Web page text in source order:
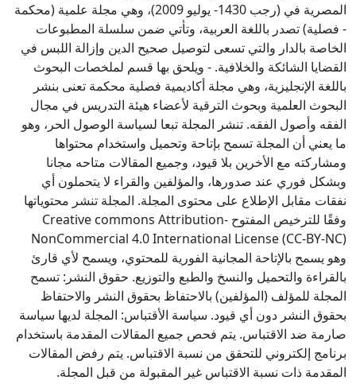
المصرية في (رجب 1430- يوليو 2009)، وهي مجلة علمية (محکمة
- فصلية) تصدر باللغة العربية، وتأتي ضمن سلسلة المطبوعات
الخاصة بالدار والتي تسعى لتوصيل صحيح الدين وإزالة اللبس في
القضايا الشائکة والخلافية. - ويلحق بها قسم لملخصات البحوث
باللغة الإنجليزية، وهي مجلة أکاديمية فصلية محکمة تعنى بنشر
البحوث العلمية وبحوث الترقية لأعضاء هيئة التدريس في مجال
الفقه وأصول الفقه. تنشر المجلة تبعا لسياسة الوصول الحر، وهو
ما يعني أن المجلة تسمح بإتاحة وتحميل واستخدام محتواها
ومشارکته مع الأخرين بلا قيود، وجميع المقالات متاحه مجانا
وبشکل فوري عند صدورها، والمؤلفين والقراء لا يتحملون أي
نفقات مقابل الإطلاع على محتوى المجلة. المجلة تنشر محتوياتها
وفقًا للترخيص المفتوح Creative commons Attribution-
NonCommercial 4.0 International License (CC-BY-NC)
وهو يسمح بالإتاحة المجانية الفورية للمحتوي، ويسمح لأي قارئ
بالقراءة والتحميل والنسخ والطبع والتوزيع. حقوق النشر: تسمح
المجلة للمؤلف (المؤلفين) بالاحتفاظ بحقوق النشر والاحتفاظ
بحقوق النشر دون أي قيود. سياسة الأقتباس: المجلة لديها سياسة
صارمة ضد الاقتباس. يتم فحص جميع المقالات المقدمة باستخدام
برنامج إلكتروني للتحقق من نسبة الاقتباس. يتم رفض المقالات
المقدمة ذات نسبة الاقتباس غير المقبولة من قبل المجلة.